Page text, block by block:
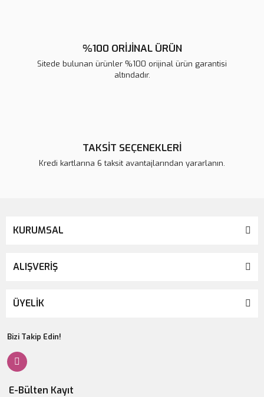
%100 ORİJİNAL ÜRÜN
Sitede bulunan ürünler %100 orijinal ürün garantisi
altındadır.
TAKSİT SEÇENEKLERİ
Kredi kartlarına 6 taksit avantajlarından yararlanın.
KURUMSAL
ALIŞVERİŞ
ÜYELİK
Bizi Takip Edin!
E-Bülten Kayıt